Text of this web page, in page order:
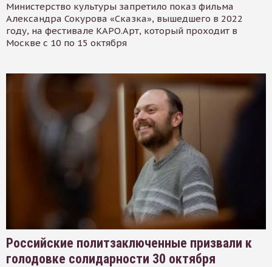
Министерство культуры запретило показ фильма
Александра Сокурова «Сказка», вышедшего в 2022
году, на фестивале КАРО.Арт, который проходит в
Москве с 10 по 15 октября
Российские политзаключенные призвали к
голодовке солидарности 30 октября